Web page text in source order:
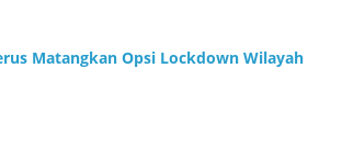
Matangkan Opsi Lockdown Wilayah